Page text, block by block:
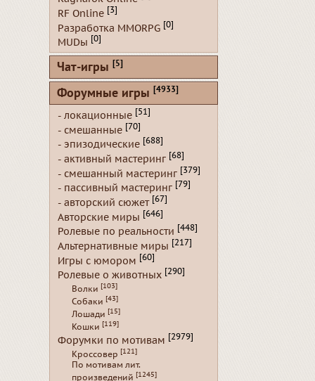
RF Online [3]
Разработка MMORPG [0]
MUDы [0]
Чат-игры [5]
Форумные игры [4933]
- локационные [51]
- смешанные [70]
- эпизодические [688]
- активный мастеринг [68]
- смешанный мастеринг [379]
- пассивный мастеринг [79]
- авторский сюжет [67]
Авторские миры [646]
Ролевые по реальности [448]
Альтернативные миры [217]
Игры с юмором [60]
Ролевые о животных [290]
Волки [103]
Собаки [43]
Лошади [15]
Кошки [119]
Форумки по мотивам [2979]
Кроссовер [121]
По мотивам лит.
произведений [1245]